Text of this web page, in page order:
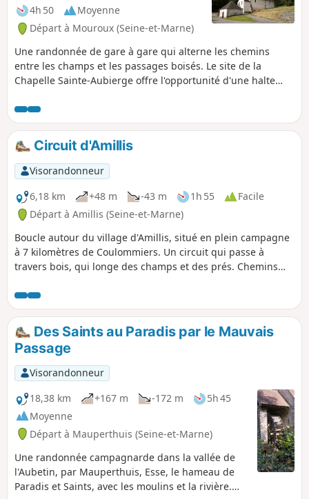
4h 50
Moyenne
Départ à Mouroux (Seine-et-Marne)
Une randonnée de gare à gare qui alterne les chemins
entre les champs et les passages boisés. Le site de la
Chapelle Sainte-Aubierge offre l'opportunité d'une halte
Circuit d'Amillis
Visorandonneur
6,18 km
+48 m -43 m 1h 55
Facile
Départ à Amillis (Seine-et-Marne)
Boucle autour du village d'Amillis, situé en plein campagne
à 7 kilomètres de Coulommiers. Un circuit qui passe à
travers bois, qui longe des champs et des prés. Chemins
monuments à voir.
Des Saints au Paradis par le Mauvais
Passage
Visorandonneur
18,38 km
+167 m -172 m
5h 45
Moyenne
Départ à Mauperthuis (Seine-et-Marne)
Une randonnée campagnarde dans la vallée de
l'Aubetin, par Mauperthuis, Esse, le hameau de
Paradis et Saints, avec les moulins et la rivière.